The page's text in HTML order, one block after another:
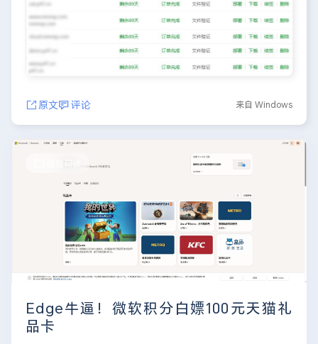
原文 评论 来自 Windows
经验碎谈
Edge牛逼！微软积分白嫖100元天猫礼
品卡